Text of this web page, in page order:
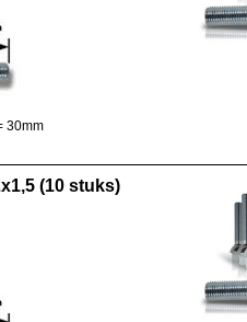
30mm
(10 stuks)